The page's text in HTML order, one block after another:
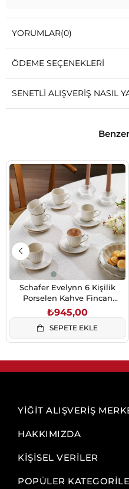
YORUMLAR(0)
ÖDEME SEÇENEKLERI
SENETLI ALIŞVERIŞ NASIL
Schafer Evelynn 6 Kişilik
Porselen Kahve Fincan
Takımı 12 Parça Non04
₺945,00
SEPETE EKLE
YİĞİT ALIŞVERİŞ
HAKKIMIZDA
KİŞİSEL VERİLER
POPÜLER